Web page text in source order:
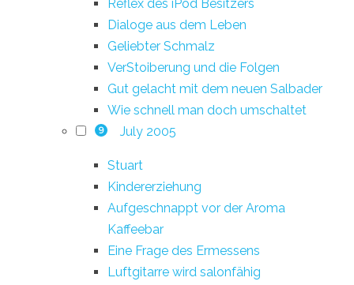
Reflex des iPod Besitzers
Dialoge aus dem Leben
Geliebter Schmalz
VerStoiberung und die Folgen
Gut gelacht mit dem neuen Salbader
Wie schnell man doch umschaltet
9 July 2005
Stuart
Kindererziehung
Aufgeschnappt vor der Aroma
Kaffeebar
Eine Frage des Ermessens
Luftgitarre wird salonfähig